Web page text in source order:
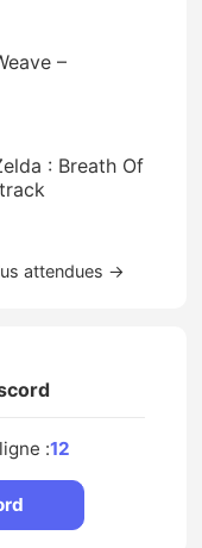
–
: Breath Of
attendues →
:12